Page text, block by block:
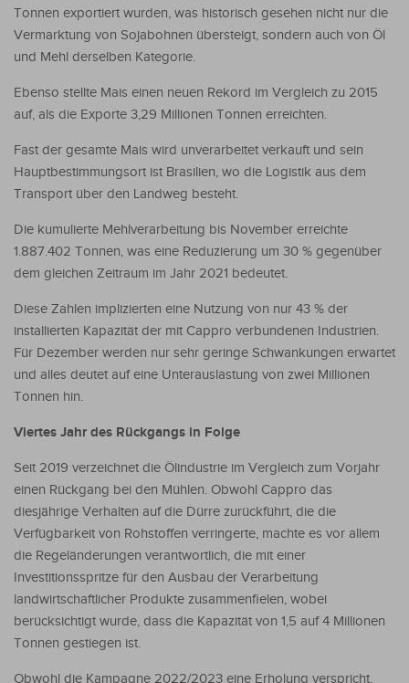
Tonnen exportiert wurden, was historisch gesehen nicht nur die
Vermarktung von Sojabohnen übersteigt, sondern auch von Öl
und Mehl derselben Kategorie.
Ebenso stellte Mais einen neuen Rekord im Vergleich zu 2015
auf, als die Exporte 3,29 Millionen Tonnen erreichten.
Fast der gesamte Mais wird unverarbeitet verkauft und sein
Hauptbestimmungsort ist Brasilien, wo die Logistik aus dem
Transport über den Landweg besteht.
Die kumulierte Mehlverarbeitung bis November erreichte
1.887.402 Tonnen, was eine Reduzierung um 30 % gegenüber
dem gleichen Zeitraum im Jahr 2021 bedeutet.
Diese Zahlen implizierten eine Nutzung von nur 43 % der
installierten Kapazität der mit Cappro verbundenen Industrien.
Für Dezember werden nur sehr geringe Schwankungen erwartet
und alles deutet auf eine Unterauslastung von zwei Millionen
Tonnen hin.
Viertes Jahr des Rückgangs in Folge
Seit 2019 verzeichnet die Ölindustrie im Vergleich zum Vorjahr
einen Rückgang bei den Mühlen. Obwohl Cappro das
diesjährige Verhalten auf die Dürre zurückführt, die die
Verfügbarkeit von Rohstoffen verringerte, machte es vor allem
die Regeländerungen verantwortlich, die mit einer
Investitionsspritze für den Ausbau der Verarbeitung
landwirtschaftlicher Produkte zusammenfielen, wobei
berücksichtigt wurde, dass die Kapazität von 1,5 auf 4 Millionen
Tonnen gestiegen ist.
Obwohl die Kampagne 2022/2023 eine Erholung verspricht,